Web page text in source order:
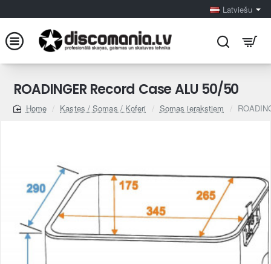
Latviešu
ROADINGER Record Case ALU 50/50
home
Kastes / Somas / Koferi Somas ierakstiem